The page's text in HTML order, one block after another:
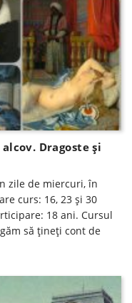
Dragoste și
zile de miercuri, în
curs: 16, 23 și 30
18 ani. Cursul
să ţineţi cont de